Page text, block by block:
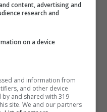
Con l’intera città
famiglia di Salvatore
don Marco Ricci, lo
Chiesa, dove
ebbe neanche un
di Ercolano
content, advertising and
research and
on a device
and information from
and other device
by and shared with 319
site. We and our partners